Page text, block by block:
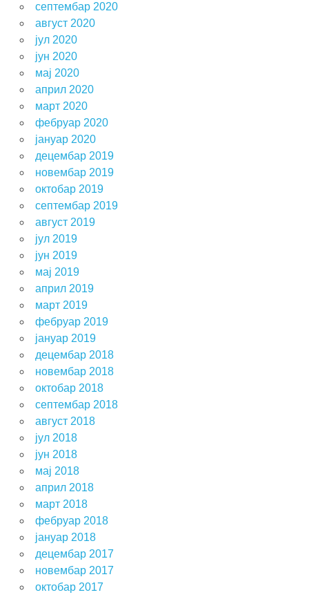
септембар 2020
август 2020
јул 2020
јун 2020
мај 2020
април 2020
март 2020
фебруар 2020
јануар 2020
децембар 2019
новембар 2019
октобар 2019
септембар 2019
август 2019
јул 2019
јун 2019
мај 2019
април 2019
март 2019
фебруар 2019
јануар 2019
децембар 2018
новембар 2018
октобар 2018
септембар 2018
август 2018
јул 2018
јун 2018
мај 2018
април 2018
март 2018
фебруар 2018
јануар 2018
децембар 2017
новембар 2017
октобар 2017